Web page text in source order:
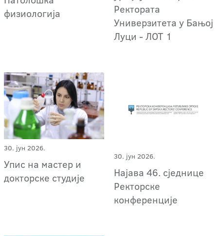
физиологија
Ректората
Универзитета у Бањој
Луци - ЛОТ 1
30. јун 2026.
Упис на мастер и
докторске студије
30. јун 2026.
Најава 46. сједнице
Ректорске
конференције